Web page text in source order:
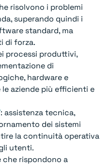
risolvono i problemi
superando quindi i
standard, ma
di forza.
processi produttivi,
di
hardware e
aziende più efficienti e
: assistenza tecnica,
dei sistemi
la continuità operativa
utenti.
rispondono a